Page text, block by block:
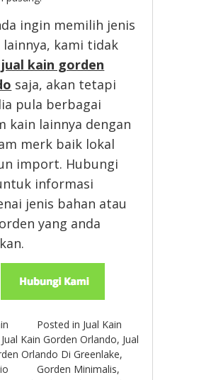
ingin memilih jenis
lainnya, kami tidak
jual kain gorden
saja, akan tetapi
pula berbagai
kain lainnya dengan
merk baik lokal
import. Hubungi
informasi
jenis bahan atau
yang anda
Posted in Jual Kain
Jual Kain Gorden Orlando, Jual
Orlando Di Greenlake,
Gorden Minimalis,